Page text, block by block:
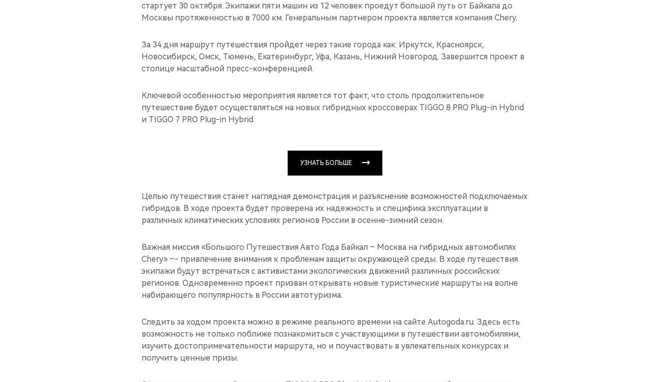
стартует 30 октября. Экипажи пяти машин из 12 человек проедут большой путь от Байкала до
Москвы протяженностью в 7000 км. Генеральным партнером проекта является компания Chery.
За 34 дня маршрут путешествия пройдет через такие города как: Иркутск, Красноярск,
Новосибирск, Омск, Тюмень, Екатеринбург, Уфа, Казань, Нижний Новгород. Завершится проект в
столице масштабной пресс-конференцией.
Ключевой особенностью мероприятия является тот факт, что столь продолжительное
путешествие будет осуществляться на новых гибридных кроссоверах TIGGO 8 PRO Plug-in Hybrid
и TIGGO 7 PRO Plug-in Hybrid.
УЗНАТЬ БОЛЬШЕ
Целью путешествия станет наглядная демонстрация и разъяснение возможностей подключаемых
гибридов. В ходе проекта будет проверена их надежность и специфика эксплуатации в
различных климатических условиях регионов России в осенне-зимний сезон.
Важная миссия «Большого Путешествия Авто Года Байкал – Москва на гибридных автомобилях
Chery» –- привлечение внимания к проблемам защиты окружающей среды. В ходе путешествия
экипажи будут встречаться с активистами экологических движений различных российских
регионов. Одновременно проект призван открывать новые туристические маршруты на волне
набирающего популярность в России автотуризма.
Следить за ходом проекта можно в режиме реального времени на сайте Autogoda.ru. Здесь есть
возможность не только поближе познакомиться с участвующими в путешествии автомобилями,
изучить достопримечательности маршрута, но и поучаствовать в увлекательных конкурсах и
получить ценные призы.